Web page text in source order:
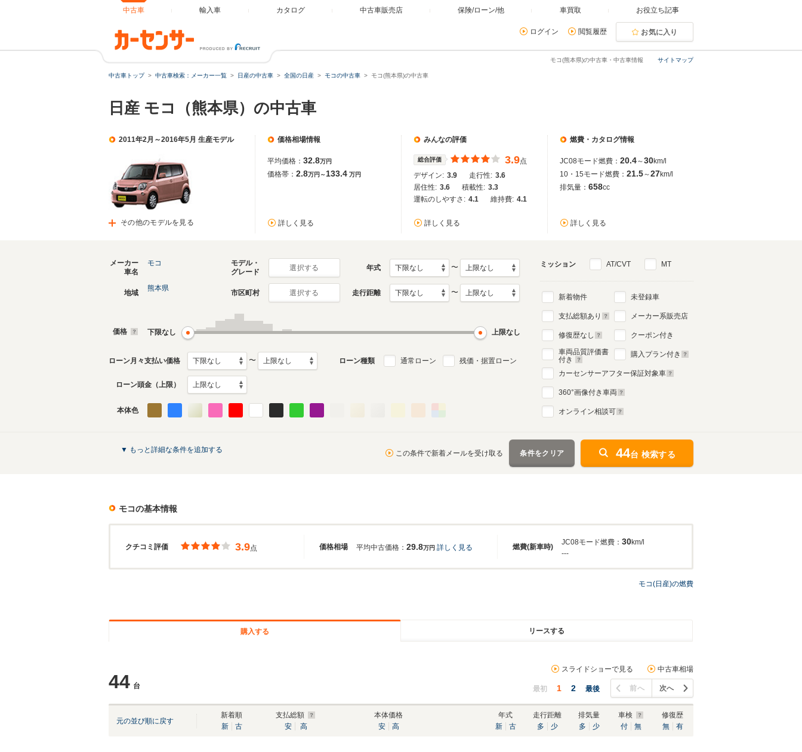
中古車 輸入車 カタログ 中古車販売店 保険/ローン/他 車買取 お役立ち記事
ログイン 閲覧履歴 お気に入り
サイトマップ
モコ(熊本県)の中古車・中古車情報
中古車トップ 中古車検索：メーカー一覧 日産の中古車 全国の日産 モコの中古車 モコ(熊本県)の中古車
日産 モコ（熊本県）の中古車
2011年2月～2016年5月 生産モデル
その他のモデルを見る
価格相場情報
平均価格： 32.8万円
価格帯： 2.8万円～133.4 万円
詳しく見る
みんなの評価
総合評価 3.9点
デザイン: 3.9 走行性: 3.6
居住性: 3.6 積載性: 3.3
運転のしやすさ: 4.1 維持費: 4.1
詳しく見る
燃費・カタログ情報
JC08モード燃費： 20.4～30km/l
10・15モード燃費： 21.5～27km/l
排気量： 658cc
詳しく見る
生産モデル
2006年2月～2011年1月
モコのカタログを見る
メーカー
車名
モコ
モデル・
グレード
選択する 年式 〜
地域
熊本県
市区町村 選択する 走行距離 〜
価格 下限なし 上限なし
ローン月々支払い価格 〜 ローン種類 通常ローン 残価・据置ローン
ローン頭金（上限）
本体色
ミッション AT/CVT MT
新着物件
支払総額あり
修復歴なし
車両品質評価書
付き
未登録車
メーカー系販売店
クーポン付き
購入プラン付き
カーセンサーアフター保証対象車
360°画像付き車両
オンライン相談可
▼ もっと詳細な条件を追加する この条件で新着メールを受け取る 条件をクリア 44台 検索する
モコの基本情報
クチコミ評価 価格相場 燃費(新車時)
3.9点 平均中古価格： 29.8万円 詳しく見る
JC08モード燃費： 30km/l
---
モコ(日産)の燃費
購入する リースする
44 台
スライドショーで見る 中古車相場
最初 1 2 最後 前へ 次へ
元の並び順に戻す
新着順
新
古
支払総額
安
高
本体価格
安
高
年式
新
古
走行距離
多
少
排気量
多
少
車検
付
無
修復歴
無
有